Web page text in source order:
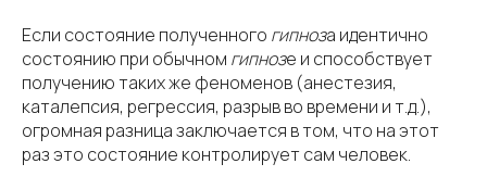
Если состояние полученного гипноза идентично
состоянию при обычном гипнозе и способствует
получению таких же феноменов (анестезия,
каталепсия, регрессия, разрыв во времени и т.д.),
огромная разница заключается в том, что на этот
раз это состояние контролирует сам человек.